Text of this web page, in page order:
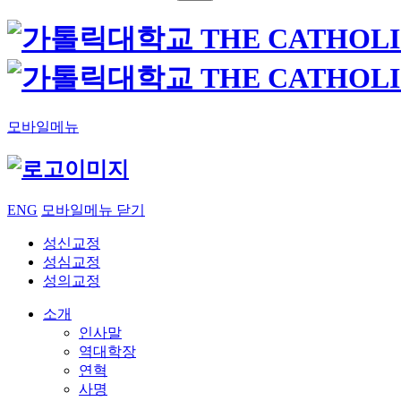
모바일메뉴
ENG 모바일메뉴 닫기
성신교정
성심교정
성의교정
소개
인사말
역대학장
연혁
사명